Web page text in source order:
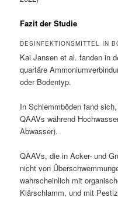
Fazit der Studie
DESINFEKTIONSMITTEL IN
Kai Jansen et al. fanden in
quartäre
oder Bodentyp.
In Schlemmböden fand
QAAVs während
Abwasser).
QAAVs, die in Acker- und
nicht von
wahrscheinlich mit
Klärschlamm, und mit